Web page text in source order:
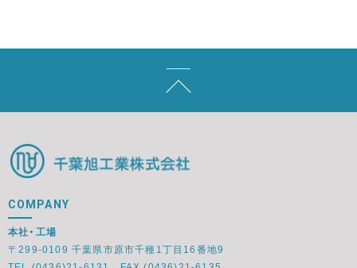
千
葉
旭
工
業
株
COMPANY
本社・工場
〒299-0109 千葉県市原市千種1丁目16番地9